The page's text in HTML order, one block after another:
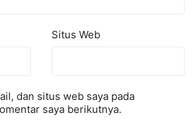
Situs Web
dan situs web saya pada
saya berikutnya.